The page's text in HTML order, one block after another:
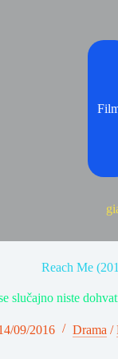
Reach Me
slučajno niste
09/2016 Drama /